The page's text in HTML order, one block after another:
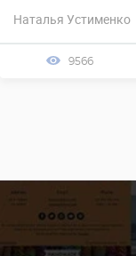
Наталья Устименко
9566